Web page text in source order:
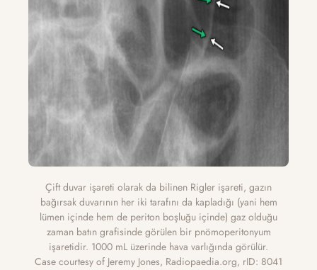
Çift duvar işareti olarak da bilinen Rigler işareti, gazın
bağırsak duvarının her iki tarafını da kapladığı (yani hem
lümen içinde hem de periton boşluğu içinde) gaz olduğu
zaman batın grafisinde görülen bir pnömoperitonyum
işaretidir. 1000 mL üzerinde hava varlığında görülür.
Case courtesy of Jeremy Jones, Radiopaedia.org, rID: 8041